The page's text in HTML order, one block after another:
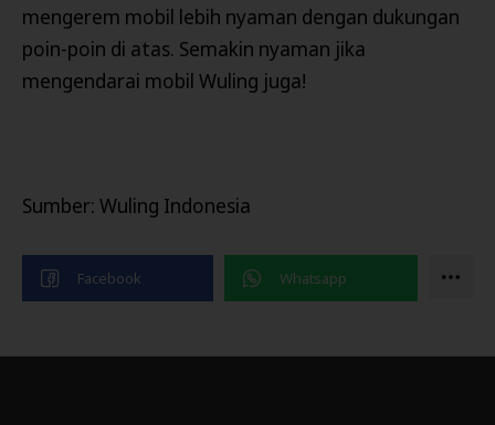
mengerem mobil lebih nyaman dengan dukungan
poin-poin di atas. Semakin nyaman jika
mengendarai mobil Wuling juga!
Sumber: Wuling Indonesia